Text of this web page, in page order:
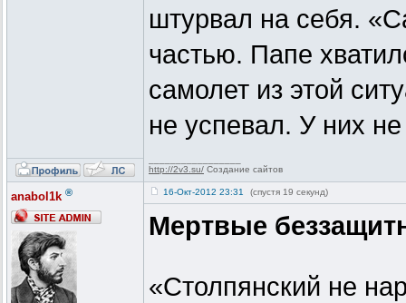
штурвал на себя.
частью. Папе
самолет из этой
не успевал. У них
http://2v3.su/ Создание сайтов
anabol1k ® 16-Окт-2012 23:31 (спустя 19 секунд)
Мертвые
«Столпянский не